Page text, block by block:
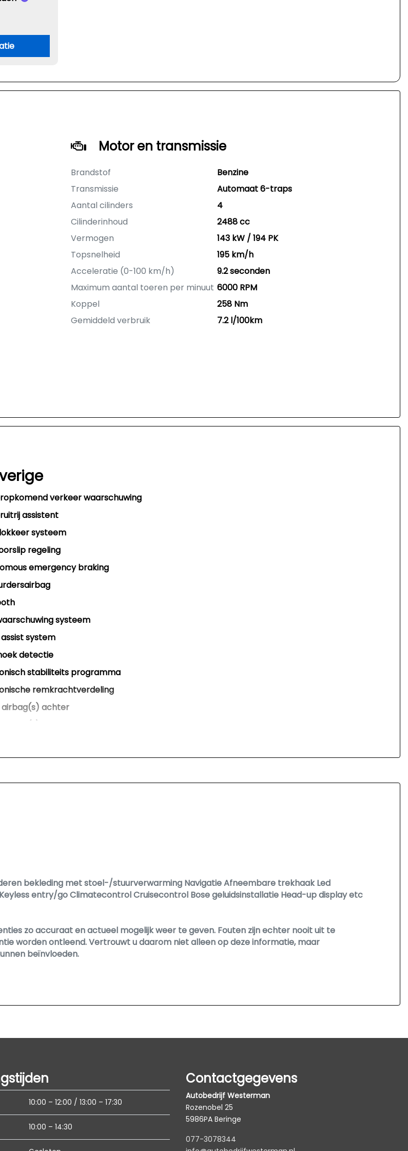
Motor en transmissie
Brandstof
Benzine
Transmissie
Automaat 6-traps
Aantal cilinders
4
Cilinderinhoud
2488 cc
Vermogen
143 kW / 194 PK
Topsnelheid
195 km/h
Acceleratie (0-100 km/h)
9.2 seconden
Maximum aantal toeren per minuut 6000 RPM
Koppel
258 Nm
Gemiddeld verbruik
7.2 l/100km
verkeer waarschuwing
assistent
systeem
regeling
emergency braking
systeem
system
detectie
stabiliteits programma
remkrachtverdeling
airbag(s) achter
achter
automatisch dimmend
climate control
in hoogte verstelbaar
bekleding met stoel-/stuurverwarming Navigatie Afneembare trekhaak Led
entry/go Climatecontrol Cruisecontrol Bose geluidsinstallatie Head-up display etc
zo accuraat en actueel mogelijk weer te geven. Fouten zijn echter nooit uit te
worden ontleend. Vertrouwt u daarom niet alleen op deze informatie, maar
beïnvloeden.
10:00 – 12:00 / 13:00 – 17:30
10:00 – 14:30
Contactgegevens
Autobedrijf Westerman
Rozenobel 25
5986PA Beringe
077-3078344